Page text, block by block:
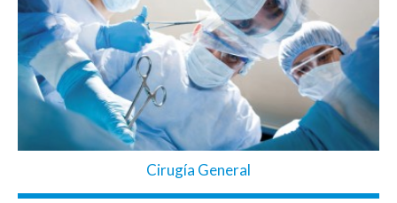
Cirugía General